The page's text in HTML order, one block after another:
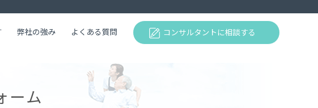
弊社の強み よくある質問 コンサルタントに相談する
ーム